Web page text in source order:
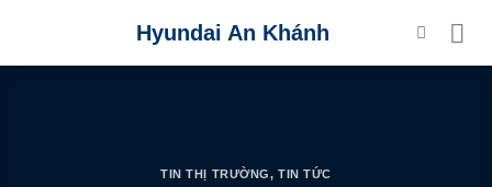
content
Hyundai An Khánh
TIN THỊ TRƯỜNG,TIN TỨC